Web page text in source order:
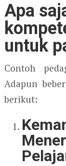
Apa
untuk
Contoh
Adapun
berikut: